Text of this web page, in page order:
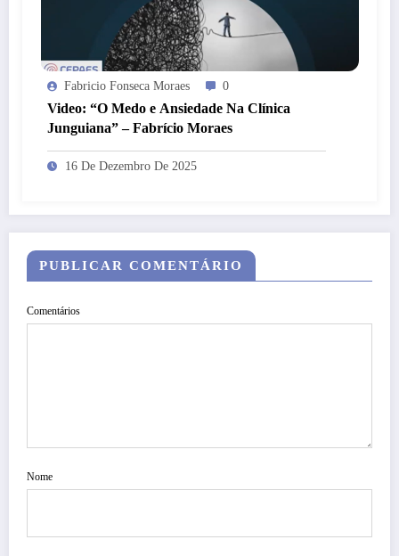
Fabricio Fonseca Moraes 0
Video: “O Medo e Ansiedade Na Clínica
Junguiana” – Fabrício Moraes
16 De Dezembro De 2025
PUBLICAR COMENTÁRIO
Comentários
Nome